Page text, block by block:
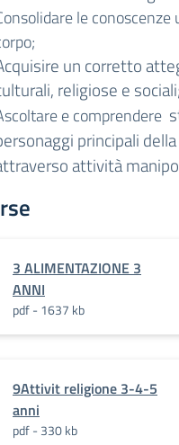
le
un corretto
religiose e sociali;
e comprendere
principali
attività
3 ALIMENTAZIONE 3
ANNI
pdf - 1637 kb
9Attivit religione 3-4-5
anni
pdf - 330 kb